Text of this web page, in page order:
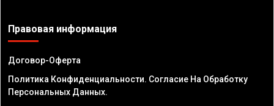
Правовая информация
Договор-Оферта
Политика Конфиденциальности. Согласие На Обработку
Персональных Данных.